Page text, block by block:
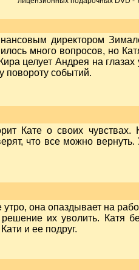
директором
много вопросов, но
целует Андрея на
повороту событий.
Кате о своих чувствах.
что все можно
она опаздывает на
их уволить. Катя
и ее подруг.